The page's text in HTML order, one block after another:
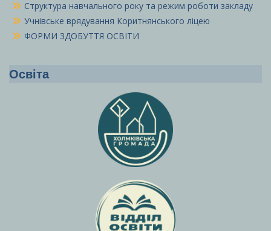
Структура навчального року та режим роботи закладу
Учнівське врядування Коритнянського ліцею
ФОРМИ ЗДОБУТТЯ ОСВІТИ
Освіта